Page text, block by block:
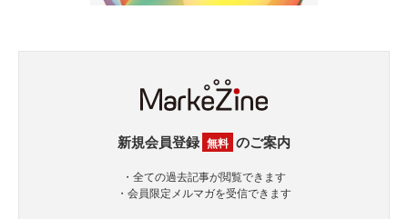
新規会員登録 無料 のご案内
・全ての過去記事が閲覧できます
・会員限定メルマガを受信できます